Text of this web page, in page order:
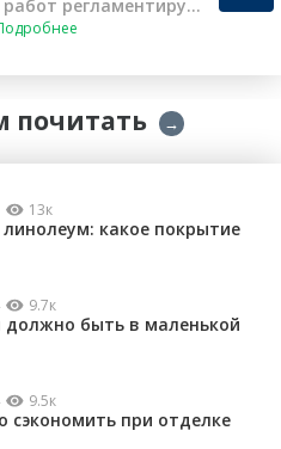
регламентирует
тишине».
почитать →
13к
какое покрытие
9.7к
должно быть в маленькой
9.5к
сэкономить при отделке